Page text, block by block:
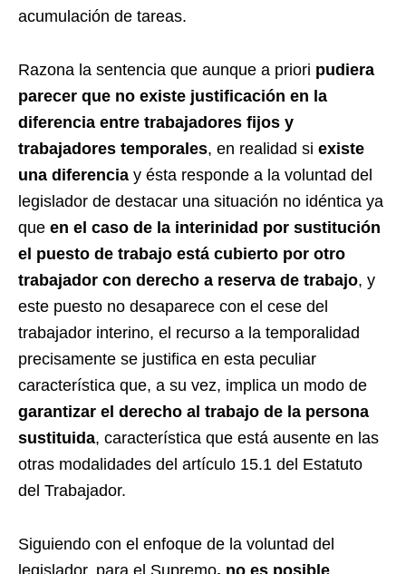
acumulación de tareas.
Razona la sentencia que aunque a priori pudiera
parecer que no existe justificación en la
diferencia entre trabajadores fijos y
trabajadores temporales, en realidad si existe
una diferencia y ésta responde a la voluntad del
legislador de destacar una situación no idéntica ya
que en el caso de la interinidad por sustitución
el puesto de trabajo está cubierto por otro
trabajador con derecho a reserva de trabajo, y
este puesto no desaparece con el cese del
trabajador interino, el recurso a la temporalidad
precisamente se justifica en esta peculiar
característica que, a su vez, implica un modo de
garantizar el derecho al trabajo de la persona
sustituida, característica que está ausente en las
otras modalidades del artículo 15.1 del Estatuto
del Trabajador.
Siguiendo con el enfoque de la voluntad del